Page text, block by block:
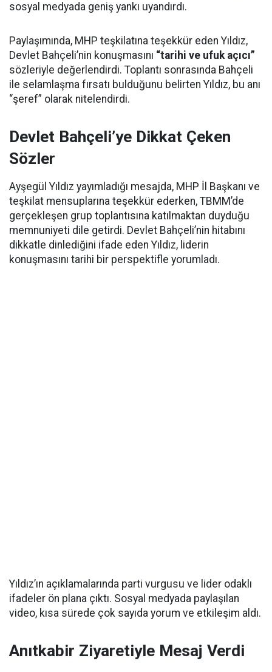
sosyal medyada geniş yankı uyandırdı.
Paylaşımında, MHP teşkilatına teşekkür eden Yıldız,
Devlet Bahçeli’nin konuşmasını “tarihi ve ufuk açıcı”
sözleriyle değerlendirdi. Toplantı sonrasında Bahçeli
ile selamlaşma fırsatı bulduğunu belirten Yıldız, bu anı
“şeref” olarak nitelendirdi.
Devlet Bahçeli’ye Dikkat Çeken
Sözler
Ayşegül Yıldız yayımladığı mesajda, MHP İl Başkanı ve
teşkilat mensuplarına teşekkür ederken, TBMM’de
gerçekleşen grup toplantısına katılmaktan duyduğu
memnuniyeti dile getirdi. Devlet Bahçeli’nin hitabını
dikkatle dinlediğini ifade eden Yıldız, liderin
konuşmasını tarihi bir perspektifle yorumladı.
Yıldız’ın açıklamalarında parti vurgusu ve lider odaklı
ifadeler ön plana çıktı. Sosyal medyada paylaşılan
video, kısa sürede çok sayıda yorum ve etkileşim aldı.
Anıtkabir Ziyaretiyle Mesaj Verdi